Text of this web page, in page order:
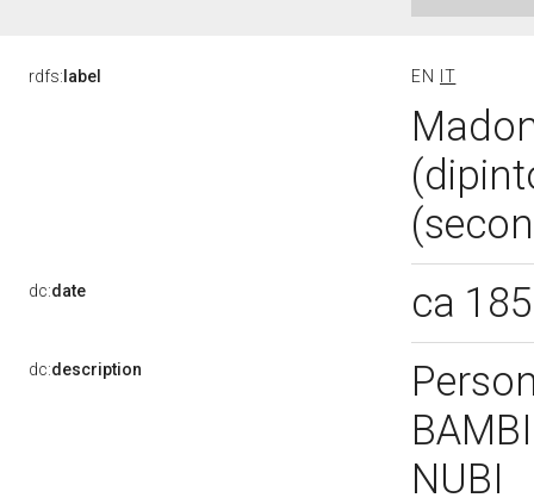
rdfs: label EN IT
dc:date ca
dc:description
NUBI